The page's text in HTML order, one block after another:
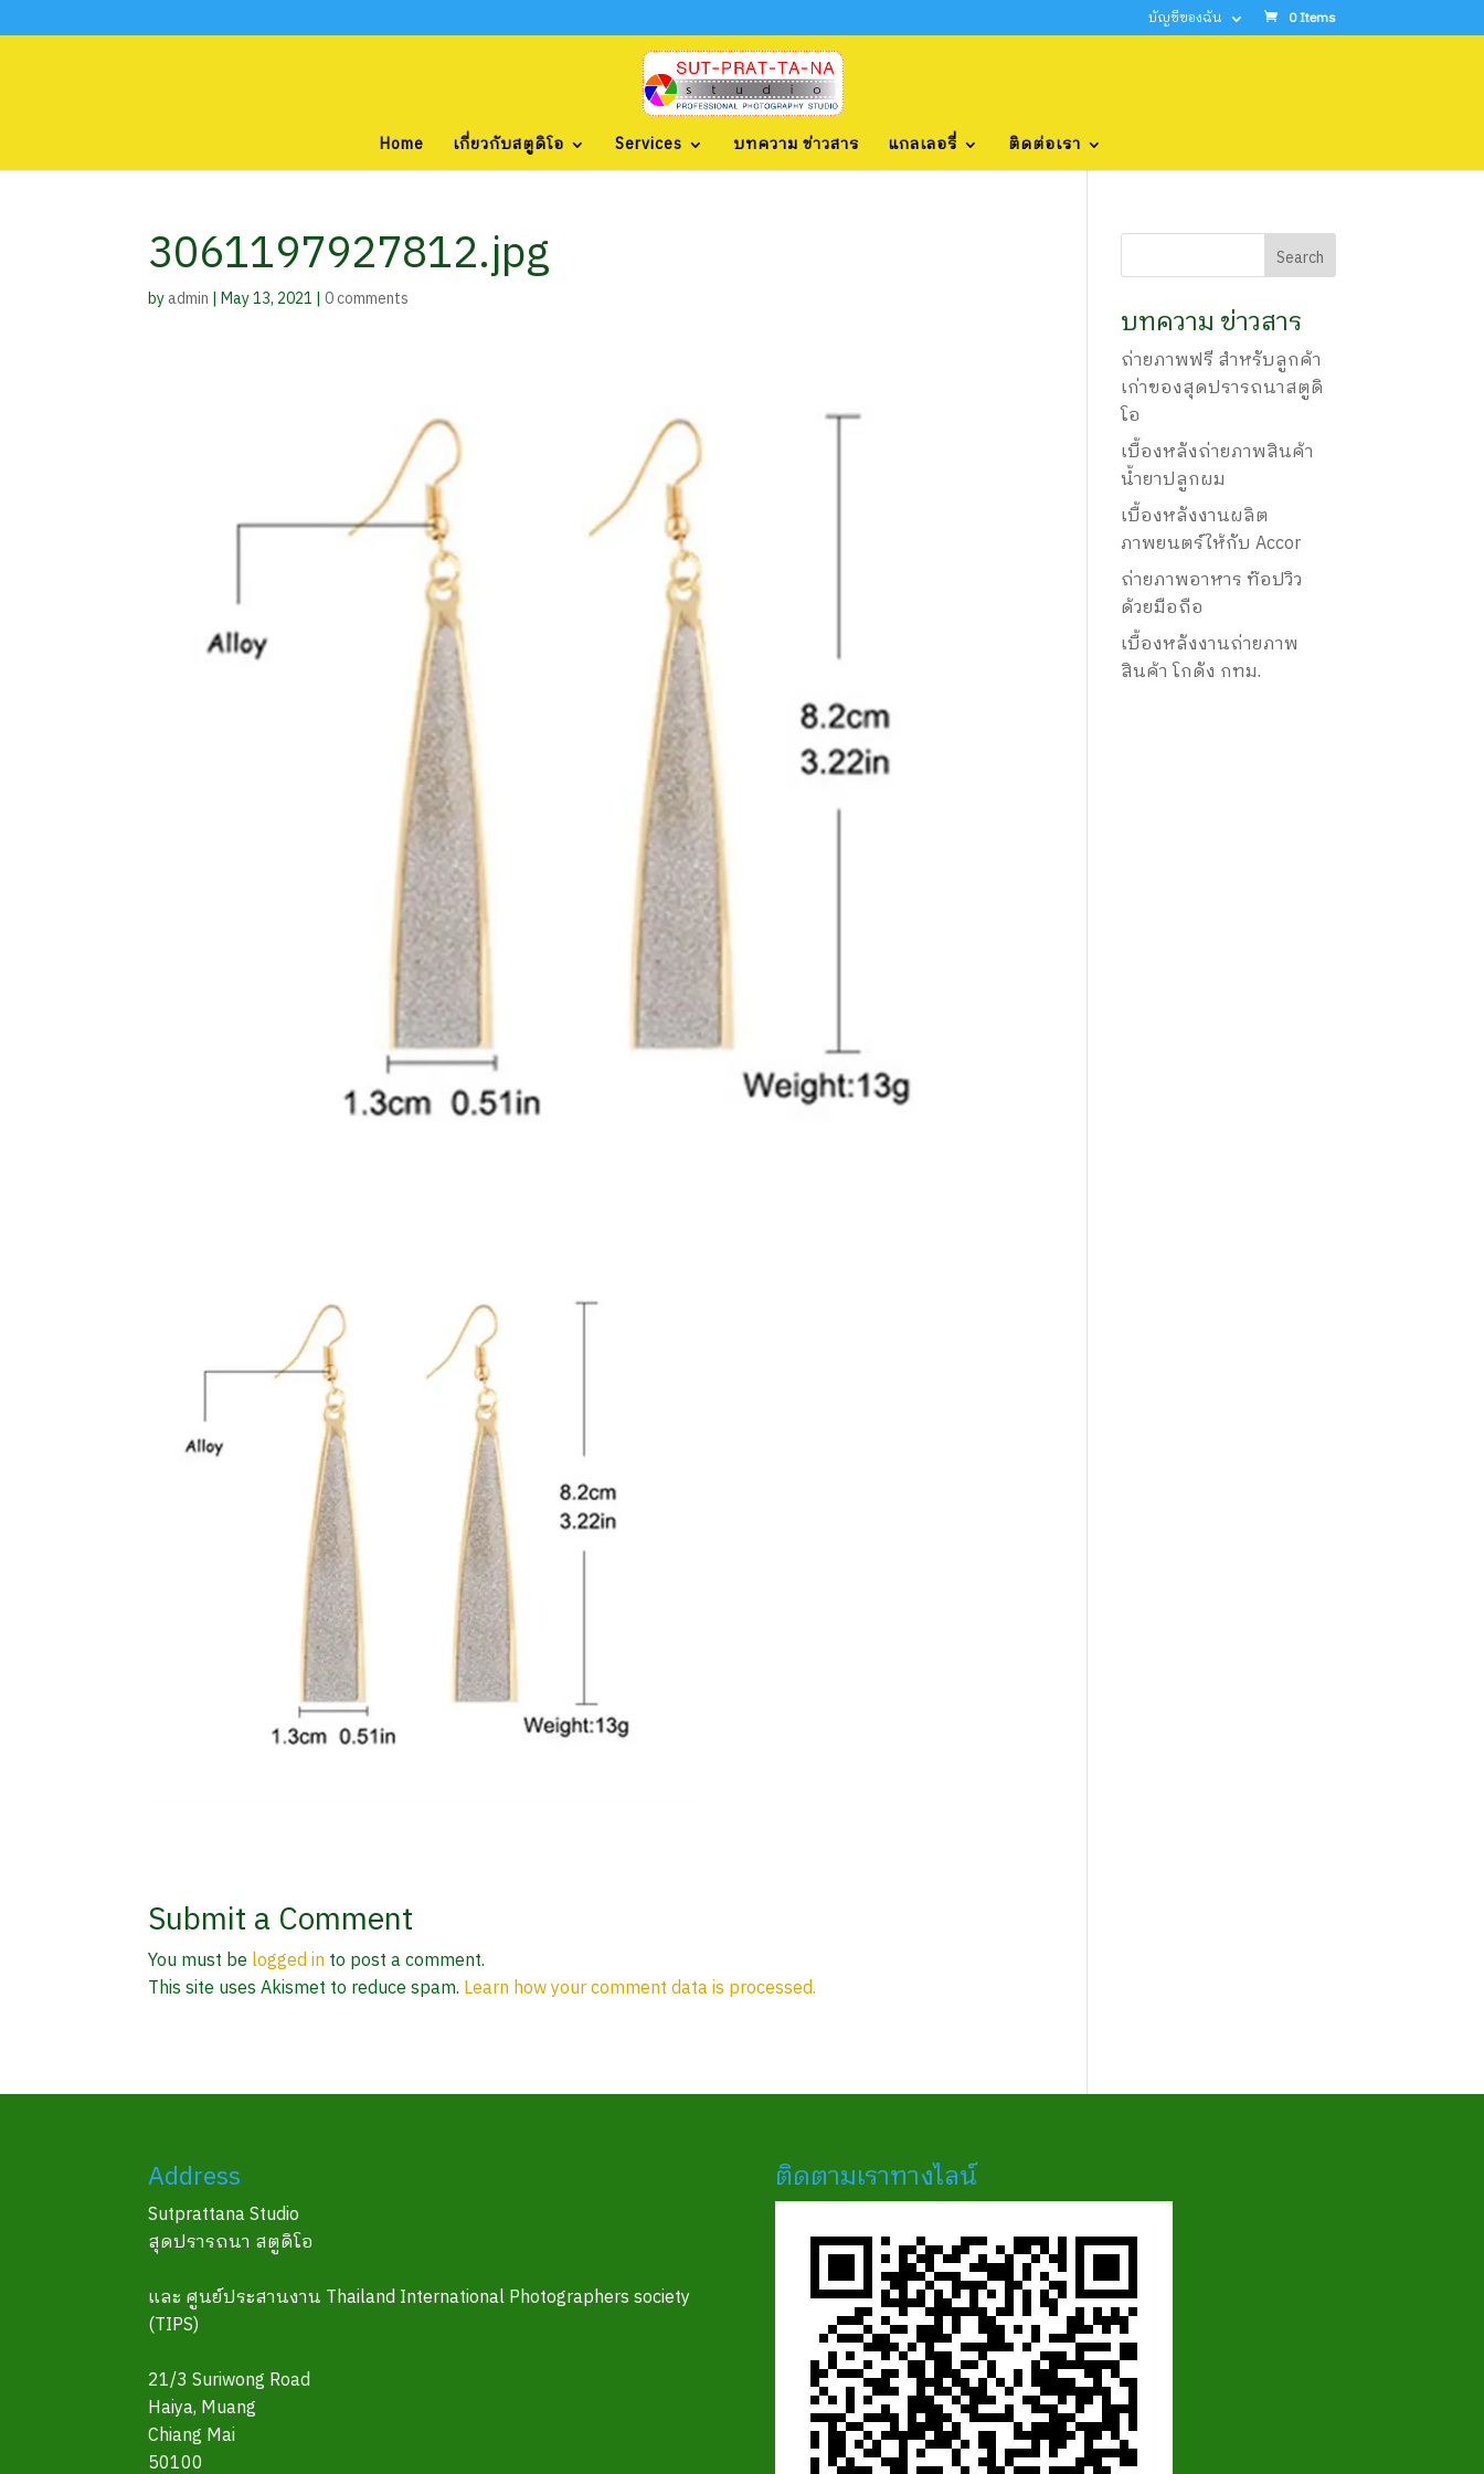
บัญชีของฉัน 0 Items
Home เกี่ยวกับสตูดิโอ Services บทความ ข่าวสาร แกลเลอรี่ ติดต่อเรา
3061197927812.jpg
byadmin |May 13, 2021 |0 comments
Submit a Comment
You must be logged into post a comment.
This site uses Akismet to reduce spam. Learn how your comment data is processed.
บทความ ข่าวสาร
ถ่ายภาพฟรี สำหรับลูกค้า
เก่าของสุดปรารถนาสตูดิ
โอ
เบื้องหลังถ่ายภาพสินค้า
น้ำยาปลูกผม
เบื้องหลังงานผลิต
ภาพยนตร์ให้กับ Accor
ถ่ายภาพอาหาร ท๊อปวิว
ด้วยมือถือ
เบื้องหลังงานถ่ายภาพ
สินค้า โกดัง กทม.
Address
Sutprattana Studio
สุดปรารถนา สตูดิโอ
และ ศูนย์ประสานงาน Thailand International Photographers society
(TIPS)
21/3 Suriwong Road
Haiya, Muang
Chiang Mai
50100
ติดตามเราทางไลน์